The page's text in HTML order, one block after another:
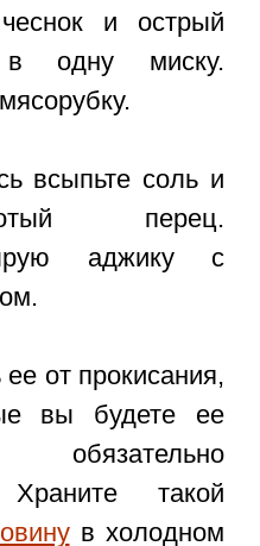
и острый
одну миску.
всыпьте соль и
перец.
аджику с
от прокисания,
вы будете ее
Храните такой
в холодном